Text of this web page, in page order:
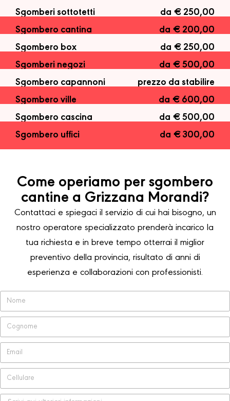
Sgomberi sottotetti
da € 250,00
Sgombero cantina
da € 200,00
Sgombero box
da € 250,00
Sgomberi negozi
da € 500,00
Sgombero capannoni
prezzo da stabilire
Sgombero ville
da € 600,00
Sgombero cascina
da € 500,00
Sgombero uffici
da € 300,00
Come operiamo per sgombero
cantine a Grizzana Morandi?
Contattaci e spiegaci il servizio di cui hai bisogno, un
nostro operatore specializzato prenderà incarico la
tua richiesta e in breve tempo otterrai il miglior
preventivo della provincia, risultato di anni di
esperienza e collaborazioni con professionisti.